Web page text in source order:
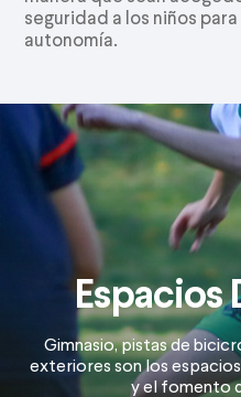
seguridad a los niños
autonomía.
Espacios
Gimnasio, pistas de
exteriores son los
y el fomento